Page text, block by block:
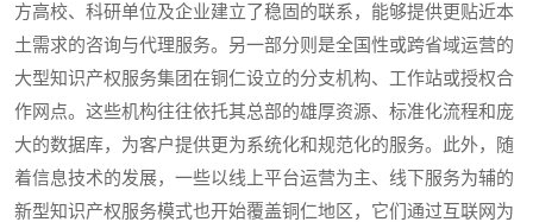
方高校、科研单位及企业建立了稳固的联系，能够提供更贴近本
土需求的咨询与代理服务。另一部分则是全国性或跨省域运营的
大型知识产权服务集团在铜仁设立的分支机构、工作站或授权合
作网点。这些机构往往依托其总部的雄厚资源、标准化流程和庞
大的数据库，为客户提供更为系统化和规范化的服务。此外，随
着信息技术的发展，一些以线上平台运营为主、线下服务为辅的
新型知识产权服务模式也开始覆盖铜仁地区，它们通过互联网为